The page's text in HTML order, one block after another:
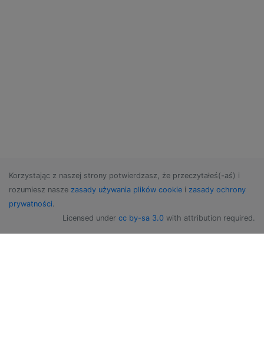
Korzystając z naszej strony potwierdzasz, że przeczytałeś(-aś) i
rozumiesz nasze zasady używania plików cookie i zasady ochrony
prywatności.
Licensed under cc by-sa 3.0 with attribution required.